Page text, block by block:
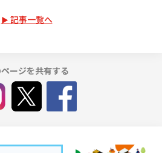
記事一覧へ
ージを共有する